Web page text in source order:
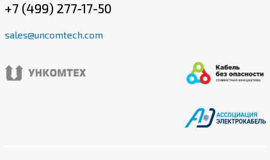
+7 (499) 277-17-50
sales@uncomtech.com